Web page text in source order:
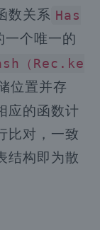
数关系 Has
一个唯一的
（Rec.ke
位置并存
应的函数计
比对，一致
结构即为散